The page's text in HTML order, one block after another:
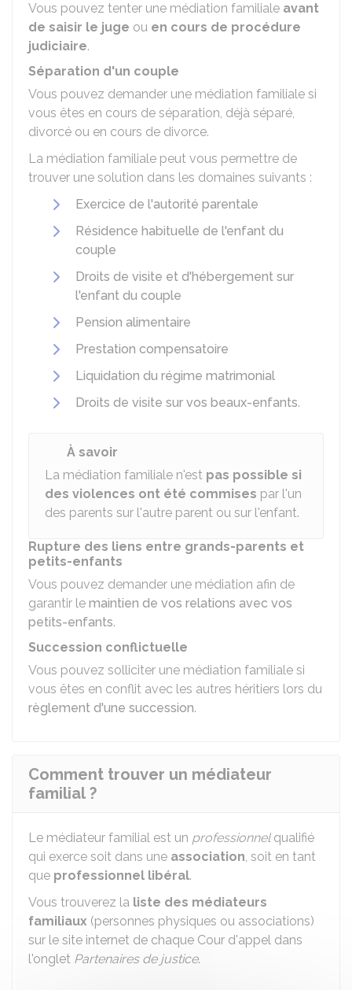
Vous pouvez tenter une médiation familiale avant
de saisir le juge ou en cours de procédure
judiciaire.
Séparation d'un couple
Vous pouvez demander une médiation familiale si
vous êtes en cours de séparation, déjà séparé,
divorcé ou en cours de divorce.
La médiation familiale peut vous permettre de
trouver une solution dans les domaines suivants :
Exercice de l'autorité parentale
Résidence habituelle de l'enfant du
couple
Droits de visite et d'hébergement sur
l'enfant du couple
Pension alimentaire
Prestation compensatoire
Liquidation du régime matrimonial
Droits de visite sur vos beaux-enfants.
À savoir
La médiation familiale n'est pas possible si
des violences ont été commises par l'un
des parents sur l'autre parent ou sur l'enfant.
Rupture des liens entre grands-parents et
petits-enfants
Vous pouvez demander une médiation afin de
garantir le maintien de vos relations avec vos
petits-enfants.
Succession conflictuelle
Vous pouvez solliciter une médiation familiale si
vous êtes en conflit avec les autres héritiers lors du
règlement d'une succession.
Comment trouver un médiateur
familial ?
Le médiateur familial est un professionnelqualifié
qui exerce soit dans une association, soit en tant
que professionnel libéral.
Vous trouverez la liste des médiateurs
familiaux (personnes physiques ou associations)
sur le site internet de chaque Cour d'appel dans
l'onglet Partenaires de justice.